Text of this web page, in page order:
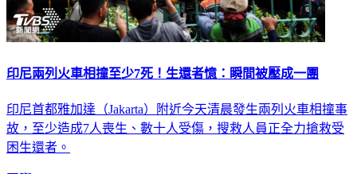
印尼首都雅加達（Jakarta）附近今天清晨發生兩列火車相撞事
故，至少造成7人喪生、數十人受傷，搜救人員正全力搶救受